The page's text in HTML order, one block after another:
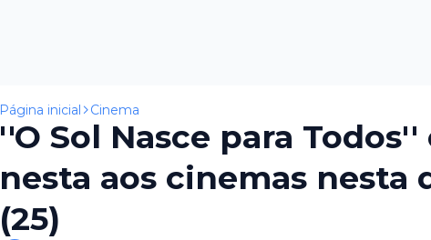
Página inicial Cinema
''O Sol Nasce para
nesta aos cinemas nesta
(25)